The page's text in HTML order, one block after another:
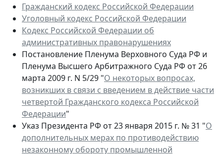
Гражданский кодекс Российской Федерации
Уголовный кодекс Российской Федерации
Кодекс Российской Федерации об
административных правонарушениях
Постановление Пленума Верховного Суда РФ и
Пленума Высшего Арбитражного Суда РФ от 26
марта 2009 г. N 5/29 "О некоторых вопросах,
возникших в связи с введением в действие части
четвертой Гражданского кодекса Российской
Федерации"
Указ Президента РФ от 23 января 2015 г. № 31 "О
дополнительных мерах по противодействию
незаконному обороту промышленной